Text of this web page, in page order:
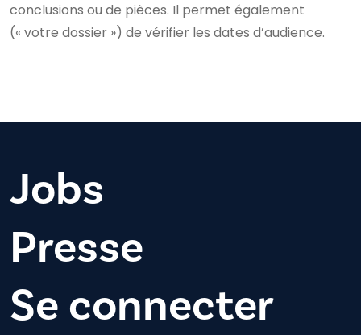
conclusions ou de pièces. Il permet également
(« votre dossier ») de vérifier les dates d’audience.
Jobs
Presse
Se connecter